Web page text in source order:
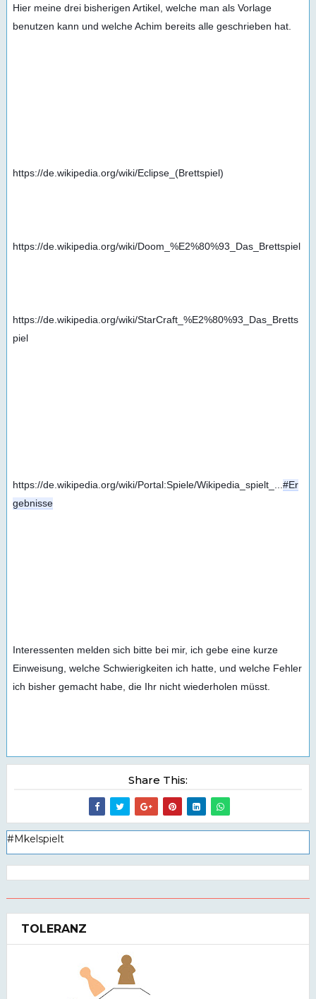
Hier meine drei bisherigen Artikel, welche man als Vorlage
benutzen kann und welche Achim bereits alle geschrieben hat.
https://de.wikipedia.org/wiki/Eclipse_(Brettspiel)
https://de.wikipedia.org/wiki/Doom_%E2%80%93_Das_Brettspiel
https://de.wikipedia.org/wiki/StarCraft_%E2%80%93_Das_Bretts
piel
https://de.wikipedia.org/wiki/Portal:Spiele/Wikipedia_spielt_... #Er
gebnisse
Interessenten melden sich bitte bei mir, ich gebe eine kurze
Einweisung, welche Schwierigkeiten ich hatte, und welche Fehler
ich bisher gemacht habe, die Ihr nicht wiederholen müsst.
Share This:
#Mkelspielt
TOLERANZ